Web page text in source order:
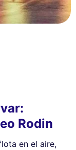
Rodin
en el aire,